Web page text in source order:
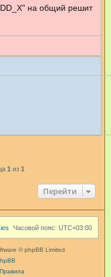
на общий решит
1 из 1
Перейти
Часовой пояс: UTC+03:00
© phpBB Limited
Правила